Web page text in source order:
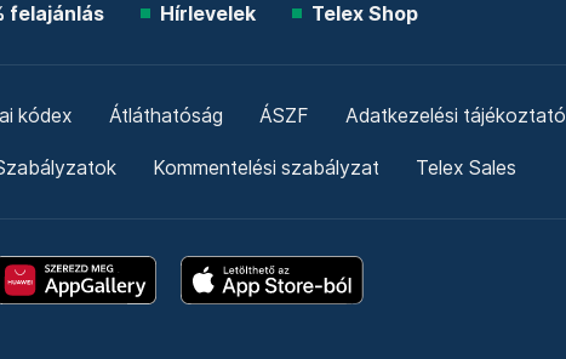
felajánlás Hírlevelek Telex Shop
kódex Átláthatóság ÁSZF Adatkezelési tájékoztató
Kommentelési szabályzat Telex Sales